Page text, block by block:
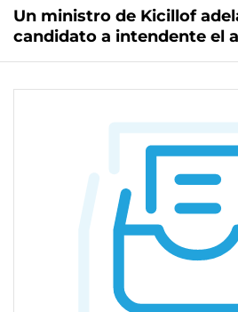
Un ministro de Kicillof
candidato a intendente el